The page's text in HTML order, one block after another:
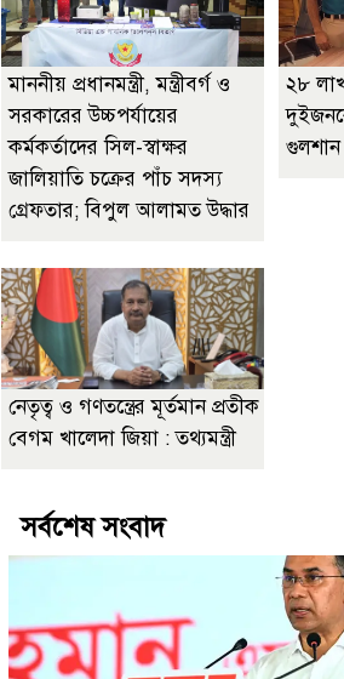
মাননীয় প্রধানমন্ত্রী, মন্ত্রীবর্গ ও
সরকারের উচ্চপর্যায়ের
কর্মকর্তাদের সিল-স্বাক্ষর
জালিয়াতি চক্রের পাঁচ সদস্য
গ্রেফতার; বিপুল আলামত উদ্ধার
২৮
গুলশান
নেতৃত্ব ও গণতন্ত্রের মূর্তমান প্রতীক
বেগম খালেদা জিয়া : তথ্যমন্ত্রী
সর্বশেষ সংবাদ